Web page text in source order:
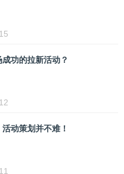
功的拉新活动？
动策划并不难！